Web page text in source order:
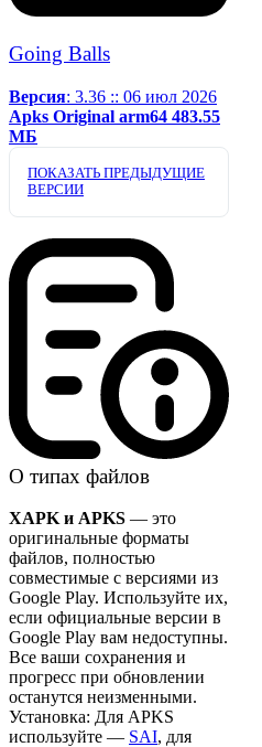
Going Balls
Версия: 3.36 :: 06 июл 2026
Apks Original arm64 483.55
МБ
ПОКАЗАТЬ ПРЕДЫДУЩИЕ
ВЕРСИИ
О типах файлов
XAPK и APKS — это
оригинальные форматы
файлов, полностью
совместимые с версиями из
Google Play. Используйте их,
если официальные версии в
Google Play вам недоступны.
Все ваши сохранения и
прогресс при обновлении
останутся неизменными.
Установка: Для APKS
используйте — SAI, для